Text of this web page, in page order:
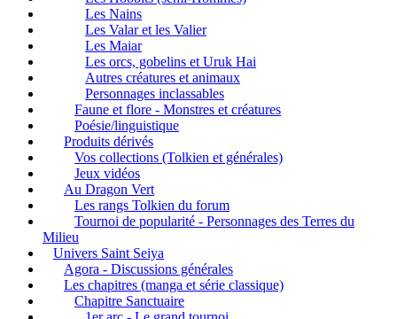
Les Nains
Les Valar et les Valier
Les Maiar
Les orcs, gobelins et Uruk Hai
Autres créatures et animaux
Personnages inclassables
Faune et flore - Monstres et créatures
Poésie/linguistique
Produits dérivés
Vos collections (Tolkien et générales)
Jeux vidéos
Au Dragon Vert
Les rangs Tolkien du forum
Tournoi de popularité - Personnages des Terres du
Milieu
Univers Saint Seiya
Agora - Discussions générales
Les chapitres (manga et série classique)
Chapitre Sanctuaire